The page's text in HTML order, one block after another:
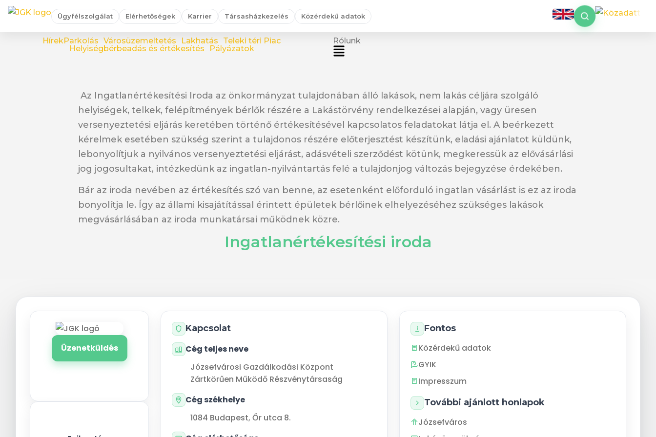
Ügyfélszolgálat Elérhetőségek Karrier Társasházkezelés Közérdekű adatok
HírekParkolás Városüzemeltetés Lakhatás
Teleki téri Piac
Helyiségbérbeadás és értékesítés
Pályázatok
Rólunk
Az Ingatlanértékesítési Iroda az önkormányzat tulajdonában álló lakások, nem lakás céljára szolgáló
helyiségek, telkek, felépítmények bérlők részére a Lakástörvény rendelkezései alapján, vagy üresen
versenyeztetési eljárás keretében történő értékesítésével kapcsolatos feladatokat látja el. A beérkezett
kérelmek esetében szükség szerint a tulajdonos részére előterjesztést készítünk, eladási ajánlatot küldünk,
lebonyolítjuk a nyilvános versenyeztetési eljárást, adásvételi szerződést kötünk, megkeressük az elővásárlási
jog jogosultakat, intézkedünk az ingatlan-nyilvántartás felé a tulajdonjog változás bejegyzése érdekében.
Bár az iroda nevében az értékesítés szó van benne, az esetenként előforduló ingatlan vásárlást is ez az iroda
bonyolítja le. Így az állami kisajátítással érintett épületek bérlőinek elhelyezéséhez szükséges lakások
megvásárlásában az iroda munkatársai működnek közre.
Ingatlanértékesítési iroda
Üzenetküldés
Kapcsolat
Cég teljes neve
Józsefvárosi Gazdálkodási Központ
Zártkörűen Működő Részvénytársaság
Cég székhelye
1084 Budapest,Őr utca 8.
Fontos
Közérdekű adatok
GYIK
Impresszum
További ajánlott honlapok
Józsefváros